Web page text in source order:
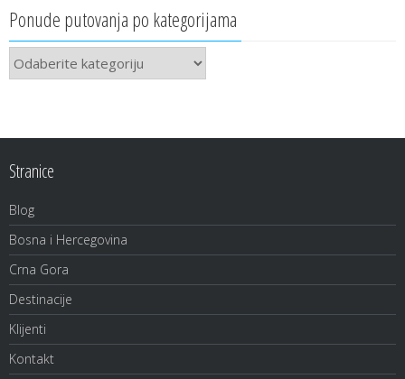
Ponude putovanja po kategorijama
Ponude
putovanja
Stranice
Blog
Bosna i Hercegovina
Crna Gora
Destinacije
Klijenti
Kontakt